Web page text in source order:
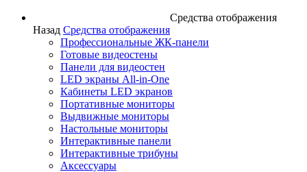
Средства отображения
Назад Средства отображения
Профессиональные ЖК-панели
Готовые видеостены
Панели для видеостен
LED экраны All-in-One
Кабинеты LED экранов
Портативные мониторы
Выдвижные мониторы
Настольные мониторы
Интерактивные панели
Интерактивные трибуны
Аксессуары